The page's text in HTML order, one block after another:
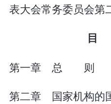
表大会常务委员会第
目
第一章 总 则
第二章 国家机构的